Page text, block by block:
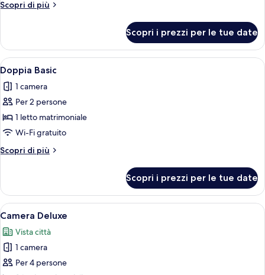
Scopri di più
Altri
familiare
(Duplex)
Scopri i prezzi per le tue date
Apri
tutte
le
foto
per
Doppia
Basic
Una camera d'albergo con un letto,
5
Doppia Basic
1 camera
Per 2 persone
1 letto matrimoniale
Wi-Fi gratuito
Scopri di più
Altri
Basic
Scopri i prezzi per le tue date
Apri
tutte
le
foto
per
Camera Deluxe | 1 camera,
4
Camera Deluxe
Vista città
1 camera
Per 4 persone